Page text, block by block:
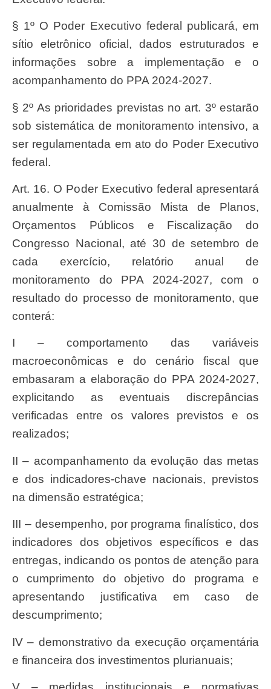
§ 1º O Poder Executivo federal publicará, em
sítio eletrônico oficial, dados estruturados e
informações sobre a implementação e o
acompanhamento do PPA 2024-2027.
§ 2º As prioridades previstas no art. 3º estarão
sob sistemática de monitoramento intensivo, a
ser regulamentada em ato do Poder Executivo
federal.
Art. 16. O Poder Executivo federal apresentará
anualmente à Comissão Mista de Planos,
Orçamentos Públicos e Fiscalização do
Congresso Nacional, até 30 de setembro de
cada exercício, relatório anual de
monitoramento do PPA 2024-2027, com o
resultado do processo de monitoramento, que
conterá:
I – comportamento das variáveis
macroeconômicas e do cenário fiscal que
embasaram a elaboração do PPA 2024-2027,
explicitando as eventuais discrepâncias
verificadas entre os valores previstos e os
realizados;
II – acompanhamento da evolução das metas
e dos indicadores-chave nacionais, previstos
na dimensão estratégica;
III – desempenho, por programa finalístico, dos
indicadores dos objetivos específicos e das
entregas, indicando os pontos de atenção para
o cumprimento do objetivo do programa e
apresentando justificativa em caso de
descumprimento;
IV – demonstrativo da execução orçamentária
e financeira dos investimentos plurianuais;